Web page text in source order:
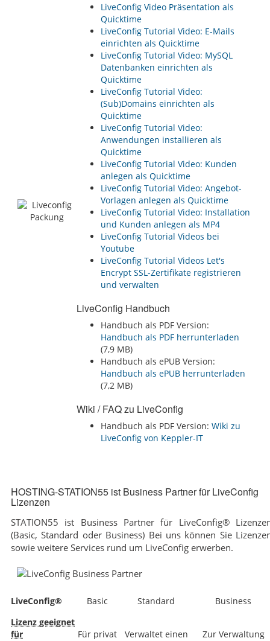
LiveConfig Video Präsentation als
Quicktime
LiveConfig Tutorial Video: E-Mails
einrichten als Quicktime
LiveConfig Tutorial Video: MySQL
Datenbanken einrichten als
Quicktime
LiveConfig Tutorial Video:
(Sub)Domains einrichten als
Quicktime
LiveConfig Tutorial Video:
Anwendungen installieren als
Quicktime
LiveConfig Tutorial Video: Kunden
anlegen als Quicktime
LiveConfig Tutorial Video: Angebot-
Vorlagen anlegen als Quicktime
LiveConfig Tutorial Video: Installation
und Kunden anlegen als MP4
LiveConfig Tutorial Videos bei
Youtube
LiveConfig Tutorial Videos Let's
Encrypt SSL-Zertifikate registrieren
und verwalten
LiveConfig Handbuch
Handbuch als PDF Version:
Handbuch als PDF herrunterladen
(7,9 MB)
Handbuch als ePUB Version:
Handbuch als ePUB herrunterladen
(7,2 MB)
Wiki / FAQ zu LiveConfig
Handbuch als PDF Version: Wiki zu
LiveConfig von Keppler-IT‏‎‏‎
HOSTING-STATION55 ist Business Partner für LiveConfig
Lizenzen
STATION55 ist Business Partner für LiveConfig®
(Basic, Standard oder Business) Bei uns können Sie
sowie weitere Services rund um LiveConfig erwerben.
LiveConfig® Basic Standard
Business
Lizenz geeignet
für
Für privat
Verwaltet einen
Zur Verwaltung